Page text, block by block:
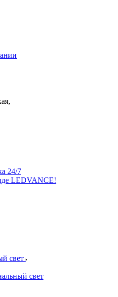
24/7
LEDVANCE!
свет
свет